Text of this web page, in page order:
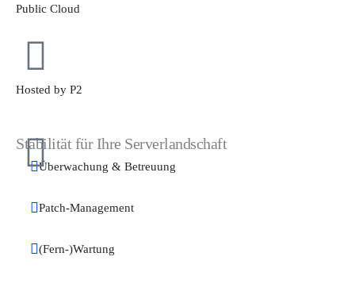
Public Cloud
Hosted by P2
Stabilität für Ihre Serverlandschaft
Überwachung & Betreuung
Patch-Management
(Fern-)Wartung